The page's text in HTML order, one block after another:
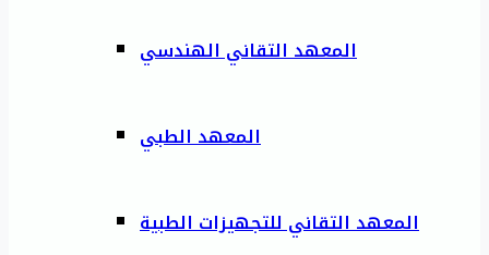
المعهد التقاني الهندسي
المعهد الطبي
المعهد التقاني للتجهيزات الطبية